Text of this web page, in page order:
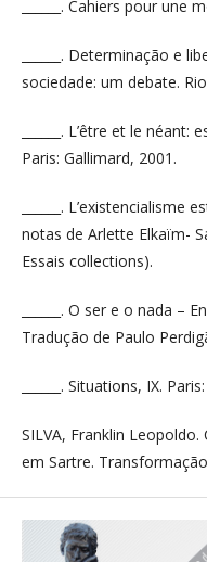
______. Cahiers pour une
______. Determinação e
sociedade: um debate.
______. L’être et le
Paris: Gallimard, 2001.
______.
notas de Arlette Elkaïm-
Essais collections).
______. O ser e o nada
Tradução de Paulo
______. Situations, IX.
SILVA, Franklin
em Sartre.